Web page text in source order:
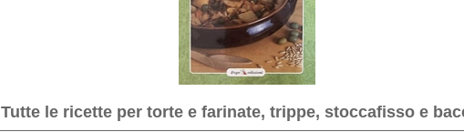
Tutte le ricette per torte e farinate, trippe, stoccafisso e